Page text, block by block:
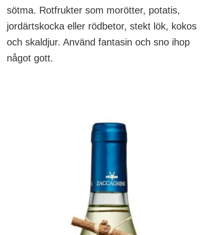
sötma. Rotfrukter som morötter, potatis,
jordärtskocka eller rödbetor, stekt lök, kokos
och skaldjur. Använd fantasin och sno ihop
något gott.